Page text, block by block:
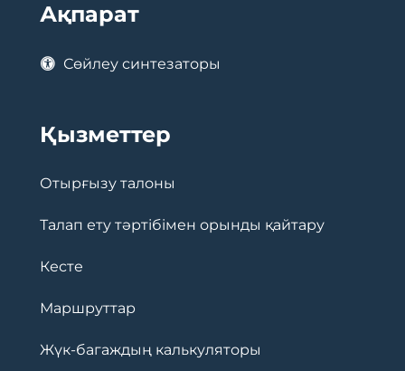
Ақпарат
Сөйлеу синтезаторы
Қызметтер
Отырғызу талоны
Талап ету тәртібімен орынды қайтару
Кесте
Маршруттар
Жүк-багаждың калькуляторы